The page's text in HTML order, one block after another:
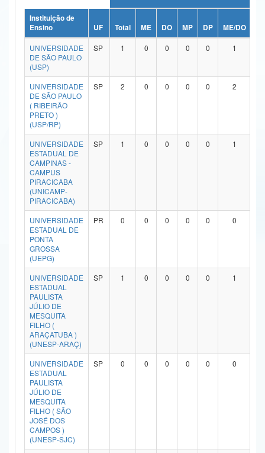
Ministério da Ciência, Tecnologia, Inovações e Comunicações
Ministério do Meio Ambiente
Ministério do Turismo
Ministério do Desenvolvimento Regional
Controladoria-Geral da União
Ministério da Mulher, da Família e dos Direitos Humanos
Secretaria-Geral
Secretaria de Governo
Gabinete de Segurança Institucional
Advocacia-Geral da União
Banco Central do Brasil
Instituição de
Ensino
UF Total ME DO MP DP ME/DO
UNIVERSIDADE
DE SÃO PAULO
(USP)
SP 1 0 0 0 0 1
UNIVERSIDADE
DE SÃO PAULO
( RIBEIRÃO
PRETO )
(USP/RP)
SP 2 0 0 0 0 2
UNIVERSIDADE
ESTADUAL DE
CAMPINAS -
CAMPUS
PIRACICABA
(UNICAMP-
PIRACICABA)
SP 1 0 0 0 0 1
UNIVERSIDADE
ESTADUAL DE
PONTA
GROSSA
(UEPG)
PR 0 0 0 0 0 0
UNIVERSIDADE
ESTADUAL
PAULISTA
JÚLIO DE
MESQUITA
FILHO (
ARAÇATUBA )
(UNESP-ARAÇ)
SP 1 0 0 0 0 1
UNIVERSIDADE
ESTADUAL
PAULISTA
JÚLIO DE
MESQUITA
FILHO ( SÃO
JOSÉ DOS
CAMPOS )
(UNESP-SJC)
SP 0 0 0 0 0 0